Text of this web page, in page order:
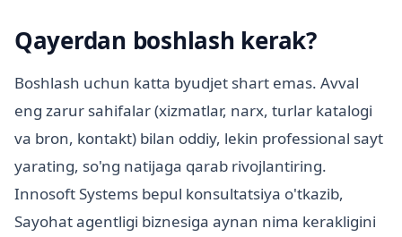
Qayerdan boshlash kerak?
Boshlash uchun katta byudjet shart emas. Avval
eng zarur sahifalar (xizmatlar, narx, turlar katalogi
va bron, kontakt) bilan oddiy, lekin professional sayt
yarating, so'ng natijaga qarab rivojlantiring.
Innosoft Systems bepul konsultatsiya o'tkazib,
Sayohat agentligi biznesiga aynan nima kerakligini